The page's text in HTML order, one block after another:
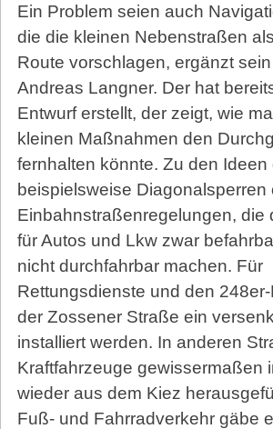
Ein Problem seien auch
die die kleinen Nebenstraßen
Route vorschlagen, ergänzt
Andreas Langner. Der hat
Entwurf erstellt, der zeigt, wie
kleinen Maßnahmen den
fernhalten könnte. Zu den Ideen
beispielsweise Dia­go­nal­sperren
Einbahnstraßenregelungen, die
für Autos und Lkw zwar
nicht durchfahrbar machen. Für
Rettungsdienste und den
der Zossener Straße ein
installiert werden. In anderen
Kraftfahrzeuge gewissermaßen
wieder aus dem Kiez
Fuß- und Fahrradverkehr gäbe